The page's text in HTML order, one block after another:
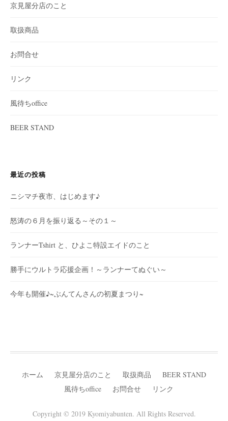
京見屋分店のこと
取扱商品
お問合せ
リンク
風待ちoffice
BEER STAND
最近の投稿
ニシマチ夜市、はじめます♪
怒涛の６月を振り返る～その１～
ランナーTshirt と、ひよこ特設エイドのこと
勝手にウルトラ応援企画！～ランナーてぬぐい～
今年も開催♪~ぶんてんさんの初夏まつり~
ホーム 京見屋分店のこと 取扱商品
BEER STAND
風待ちoffice
お問合せ リンク
Copyright © 2019 Kyomiyabunten. All Rights Reserved.